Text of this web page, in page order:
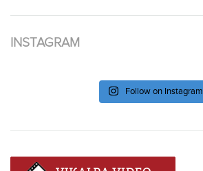
INSTAGRAM
Follow on Instagram